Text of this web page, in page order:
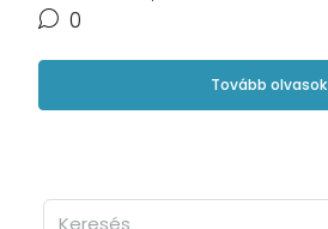
0
Tovább olvasok